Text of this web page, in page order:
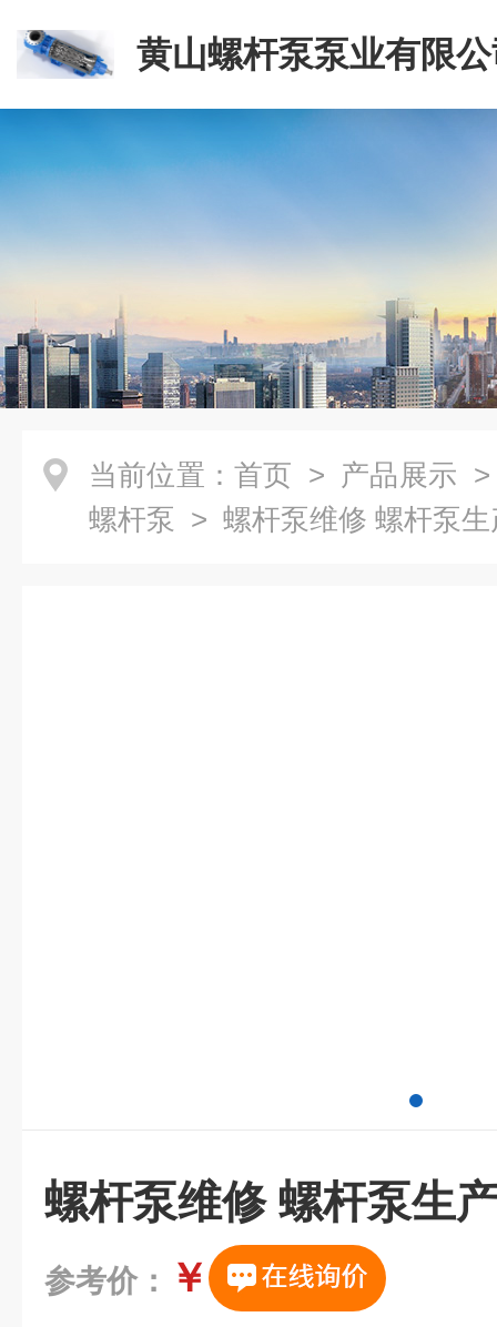
黄山螺杆泵泵业有限
当前位置： 首页 > 产品展示
螺杆泵 > 螺杆泵维修 螺杆泵生
螺杆泵维修 螺杆泵生
参考价： ￥